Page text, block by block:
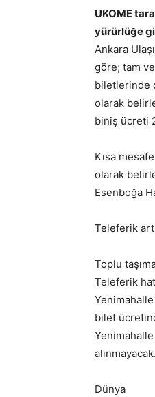
UKOME
yürürlüğe
Ankara
göre; tam
biletlerinde
olarak
biniş ücreti
Kısa
olarak
Esenboğa
Teleferik
Toplu
Teleferik
bilet
alınmayacak.
Dünya